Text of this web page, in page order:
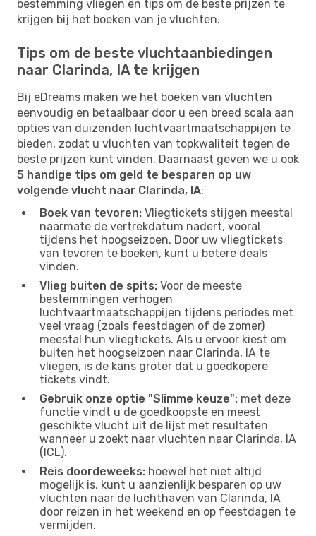
bestemming vliegen en tips om de beste prijzen te
krijgen bij het boeken van je vluchten.
Tips om de beste vluchtaanbiedingen
naar Clarinda, IA te krijgen
Bij eDreams maken we het boeken van vluchten
eenvoudig en betaalbaar door u een breed scala aan
opties van duizenden luchtvaartmaatschappijen te
bieden, zodat u vluchten van topkwaliteit tegen de
beste prijzen kunt vinden. Daarnaast geven we u ook
5 handige tips om geld te besparen op uw
volgende vlucht naar Clarinda, IA:
Boek van tevoren: Vliegtickets stijgen meestal
naarmate de vertrekdatum nadert, vooral
tijdens het hoogseizoen. Door uw vliegtickets
van tevoren te boeken, kunt u betere deals
vinden.
Vlieg buiten de spits: Voor de meeste
bestemmingen verhogen
luchtvaartmaatschappijen tijdens periodes met
veel vraag (zoals feestdagen of de zomer)
meestal hun vliegtickets. Als u ervoor kiest om
buiten het hoogseizoen naar Clarinda, IA te
vliegen, is de kans groter dat u goedkopere
tickets vindt.
Gebruik onze optie "Slimme keuze": met deze
functie vindt u de goedkoopste en meest
geschikte vlucht uit de lijst met resultaten
wanneer u zoekt naar vluchten naar Clarinda, IA
(ICL).
Reis doordeweeks: hoewel het niet altijd
mogelijk is, kunt u aanzienlijk besparen op uw
vluchten naar de luchthaven van Clarinda, IA
door reizen in het weekend en op feestdagen te
vermijden.